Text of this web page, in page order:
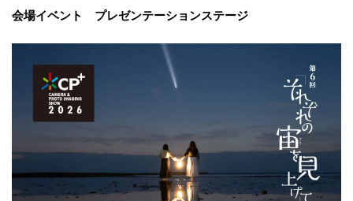
会場イベント プレゼンテーションステージ